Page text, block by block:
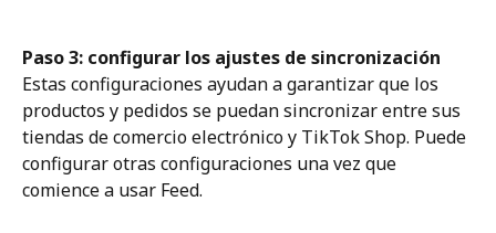
Paso 3: configurar los ajustes de sincronización
Estas configuraciones ayudan a garantizar que los
productos y pedidos se puedan sincronizar entre sus
tiendas de comercio electrónico y TikTok Shop. Puede
configurar otras configuraciones una vez que
comience a usar Feed.